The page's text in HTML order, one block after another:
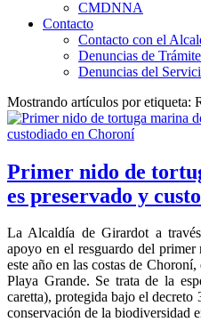
CMDNNA
Contacto
Contacto con el
Denuncias de
Denuncias del
Mostrando artículos por etiqueta:
Primer nido de
es preservado y
La Alcaldía de Girardot a
apoyo en el resguardo del
este año en las costas de
Playa Grande. Se trata de la
caretta), protegida bajo el decreto
conservación de la biodiversidad